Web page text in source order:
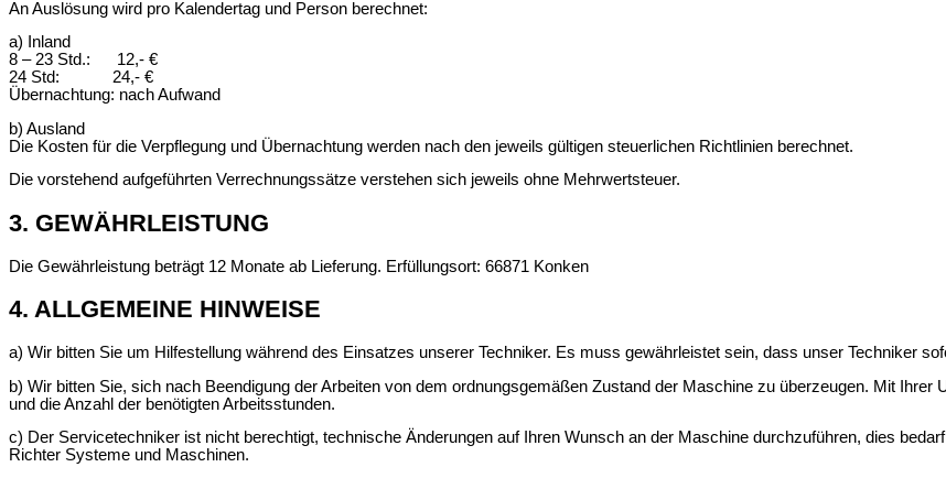
An Auslösung wird pro Kalendertag und Person berechnet:
a) Inland
8 – 23 Std.: 12,- €
24 Std: 24,- €
Übernachtung: nach Aufwand
b) Ausland
Die Kosten für die Verpflegung und Übernachtung werden nach den jeweils gültigen steuerlichen Richtlinien berechnet.
Die vorstehend aufgeführten Verrechnungssätze verstehen sich jeweils ohne Mehrwertsteuer.
3. GEWÄHRLEISTUNG
Die Gewährleistung beträgt 12 Monate ab Lieferung. Erfüllungsort: 66871 Konken
4. ALLGEMEINE HINWEISE
a) Wir bitten Sie um Hilfestellung während des Einsatzes unserer Techniker. Es muss gewährleistet sein, dass unser Techniker
b) Wir bitten Sie, sich nach Beendigung der Arbeiten von dem ordnungsgemäßen Zustand der Maschine zu überzeugen. Mit
und die Anzahl der benötigten Arbeitsstunden.
c) Der Servicetechniker ist nicht berechtigt, technische Änderungen auf Ihren Wunsch an der Maschine durchzuführen, dies
Richter Systeme und Maschinen.